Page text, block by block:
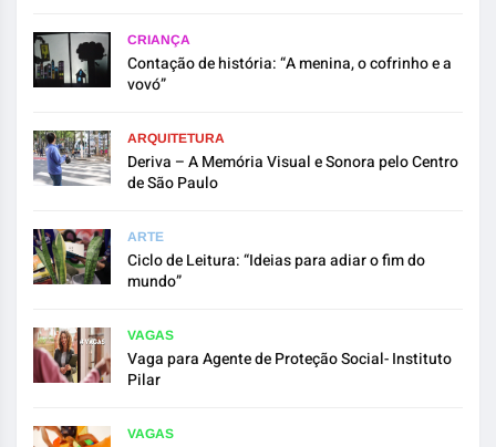
CRIANÇA
Contação de história: “A menina, o cofrinho e a
vovó”
ARQUITETURA
Deriva – A Memória Visual e Sonora pelo Centro
de São Paulo
ARTE
Ciclo de Leitura: “Ideias para adiar o fim do
mundo”
VAGAS
Vaga para Agente de Proteção Social- Instituto
Pilar
VAGAS